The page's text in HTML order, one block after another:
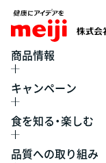
商品情報
キャンペーン
食を知る・楽しむ
品質への取り組み